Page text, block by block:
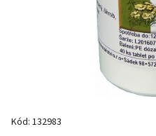
Kód: 132983